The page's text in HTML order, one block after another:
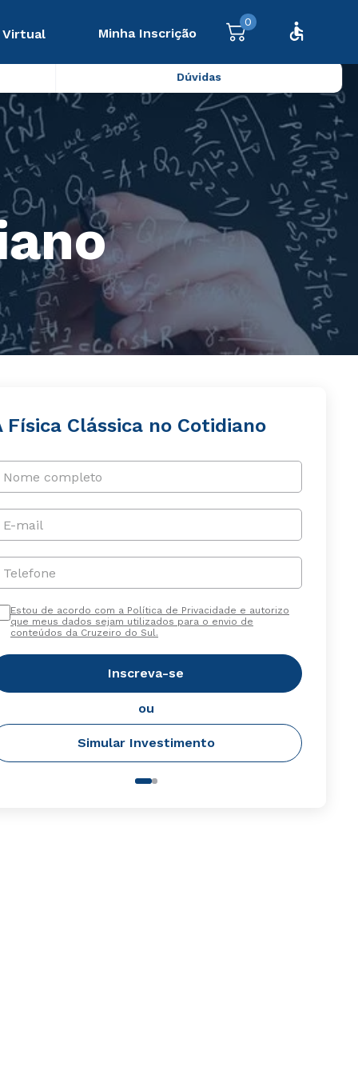
Virtual Minha Inscrição
0
Dúvidas
Física Clássica no Cotidiano
Nome completo
E-mail
Telefone
Estou de acordo com a Política de Privacidade e autorizo
que meus dados sejam utilizados para o envio de
conteúdos da Cruzeiro do Sul.
Inscreva-se
ou
Simular Investimento